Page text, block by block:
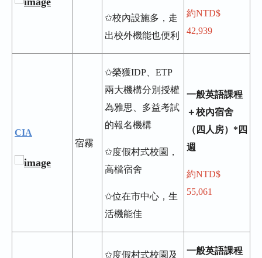
✩校內設施多，走
出校外機能也便利
約NTD$
42,939
CIA
宿霧
✩榮獲IDP、ETP
兩大機構分別授權
為雅思、多益考試
的報名機構
✩度假村式校園，
高檔宿舍
✩位在市中心，生
活機能佳
一般英語課程
＋校內宿舍
（四人房）*四
週
約NTD$
55,061
✩度假村式校園及 一般英語課程